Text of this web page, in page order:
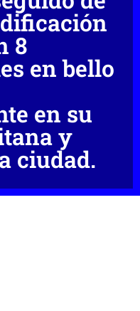
8
en bello
en su
y
ciudad.